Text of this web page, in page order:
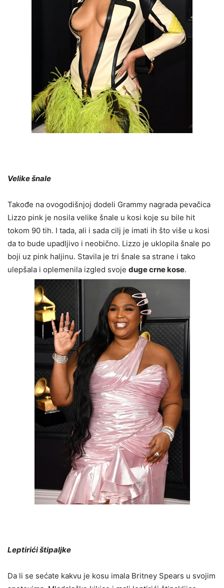
Velike šnale
Takođe na ovogodišnjoj dodeli Grammy nagrada pevačica
Lizzo pink je nosila velike šnale u kosi koje su bile hit
tokom 90 tih. I tada, ali i sada cilj je imati ih što više u kosi
da to bude upadljivo i neobično. Lizzo je uklopila šnale po
boji uz pink haljinu. Stavila je tri šnale sa strane i tako
ulepšala i oplemenila izgled svoje duge crne kose.
Leptirići štipaljke
Da li se sećate kakvu je kosu imala Britney Spears u svojim